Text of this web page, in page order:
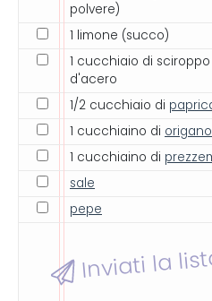
polvere)
1 limone (succo)
1 cucchiaio di
d'acero
1/2 cucchiaio di
1 cucchiaino di origano
1 cucchiaino di
sale
pepe
Inviati la